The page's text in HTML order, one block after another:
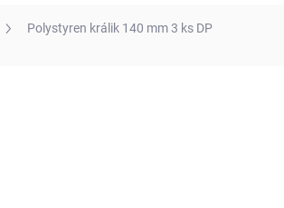
Polystyren králik 140 mm 3 ks DP